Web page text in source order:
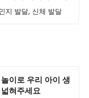
지 발달, 신체 발달
이로 우리 아이 생
혀주세요